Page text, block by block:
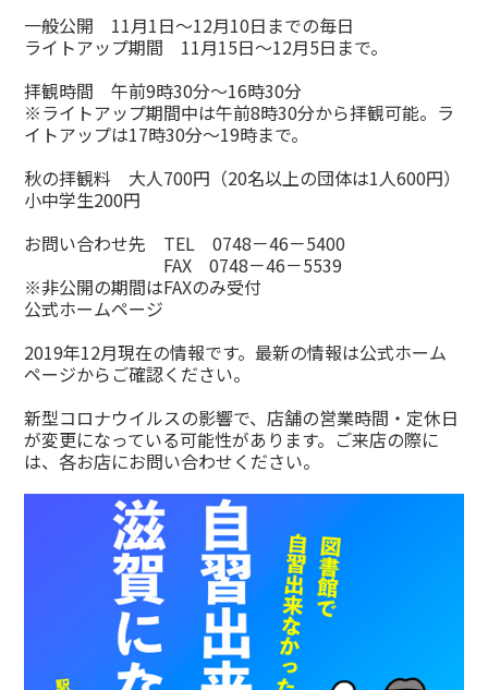
一般公開 11月1日〜12月10日までの毎日
ライトアップ期間 11月15日〜12月5日まで。
拝観時間 午前9時30分〜16時30分
※ライトアップ期間中は午前8時30分から拝観可能。ラ
イトアップは17時30分〜19時まで。
秋の拝観料 大人700円（20名以上の団体は1人600円）
小中学生200円
お問い合わせ先 TEL 0748－46－5400
FAX 0748－46－5539
※非公開の期間はFAXのみ受付
公式ホームページ
2019年12月現在の情報です。最新の情報は公式ホーム
ページからご確認ください。
新型コロナウイルスの影響で、店舗の営業時間・定休日
が変更になっている可能性があります。ご来店の際に
は、各お店にお問い合わせください。